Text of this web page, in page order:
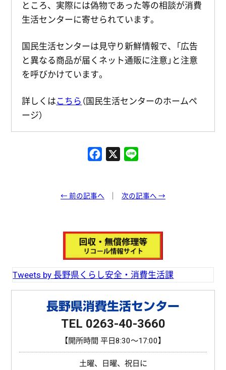
ところ、実際には偽物であった等の相談が消費
生活センターに寄せられています。
国民生活センターは見守り新鮮情報で、「広告
と異なる商品が届くネット通販に注意」と注意
を呼びかけています。
詳しくは こちら （国民生活センターのホームペ
ージ）
e
o
k
e
← 前の記事へ 次の記事へ →
Tweets by 長野県くらし安全・消費生活課
長野県消費生活センター
TEL 0263-40-3660
【開所時間 平日8:30〜17:00】
土曜、日曜、祝日に